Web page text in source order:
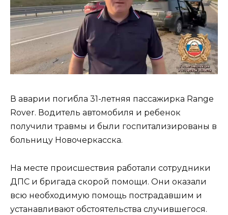
В аварии погибла 31-летняя пассажирка Range
Rover. Водитель автомобиля и ребенок
получили травмы и были госпитализированы в
больницу Новочеркасска.
На месте происшествия работали сотрудники
ДПС и бригада скорой помощи. Они оказали
всю необходимую помощь пострадавшим и
устанавливают обстоятельства случившегося.